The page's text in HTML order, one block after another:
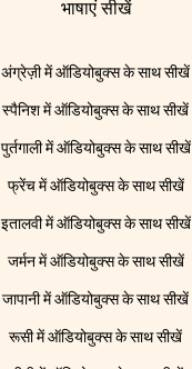
भाषाएं सीखें
अंग्रेज़ी में ऑडियोबुक्स के साथ सीखें
स्पैनिश में ऑडियोबुक्स के साथ सीखें
पुर्तगाली में ऑडियोबुक्स के साथ सीखें
फ्रेंच में ऑडियोबुक्स के साथ सीखें
इतालवी में ऑडियोबुक्स के साथ सीखें
जर्मन में ऑडियोबुक्स के साथ सीखें
जापानी में ऑडियोबुक्स के साथ सीखें
रूसी में ऑडियोबुक्स के साथ सीखें